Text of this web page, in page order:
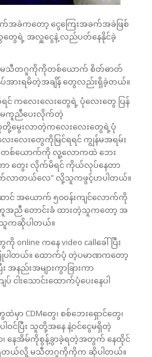
အခဲကတော့ ငွေကြေးအခက်အခဲဖြစ်
ေတွေရဲ့ အလှူငွေနဲ့ လည်ပတ်နေနိုင်ခဲ့
သီတဂူကိုကိုတစ်ယောက် စိတ်ဓာတ်
အားရမိတဲ့အချိန် တွေလည်းရှိခဲ့တယ်။
ကလေးလေးတွေရဲ့ ပုံလေးတွေ ပြန်
န်မကူညီပေးလိုက်တဲ့
မွေးလာတဲ့ကလေးလေးတွေရဲ့ပုံ
လေးတွေကိုမြင်ရရင် ကျွန်မအရမ်း
တစ်ယောက်ကို လူ့လောကထဲ ဘေး
တာ တွေး လိုက်မိရင် ကိုယ်လုပ်နေတာ
က်လာတယ်လေ” လို့သူကဖွင့်ဟပါတယ်။
အယောက် ၅၀ဝန်းကျင်လောက်ကို
ကူအညီ တောင်းခံ ထားတဲ့သူကတော့ အ
ကဆိုပါတယ်။
ကနေ video callခေါ်ပြီး
ါတယ်။ ထောက်ပံ့ တဲ့ပမာဏကတော့
အနည်းအများကွာခြားကာ
ငါးသောင်းထောက်ပံ့ပေးနေပါ
တွေ၊ စစ်ဘေးရှောင်တွေ၊
င်ပြီး သူတို့အနေ နဲ့ဝင်ငွေမရှိတဲ့
နေအိမ်ကိုစွန့်ခွာခဲ့ရတဲ့အတွက် နေထိုင်
ရှိတယ်လို့ မသီတဂူကိုကိုက ဆိုပါတယ်။